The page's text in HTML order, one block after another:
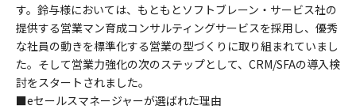
す。鈴与様においては、もともとソフトブレーン・サービス社の
提供する営業マン育成コンサルティングサービスを採用し、優秀
な社員の動きを標準化する営業の型づくりに取り組まれていまし
た。そして営業力強化の次のステップとして、CRM/SFAの導入検
討をスタートされました。
■eセールスマネージャーが選ばれた理由